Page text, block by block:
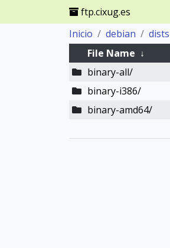
ftp.cixug.es
Inicio
debian dists
File Name ↓
binary-all/
binary-i386/
binary-amd64/